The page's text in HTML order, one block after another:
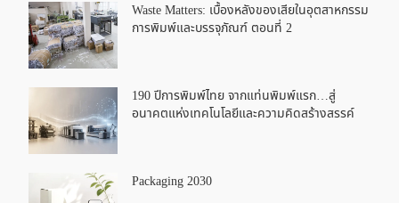
Waste Matters: เบื้องหลังของเสียในอุตสาหกรรม
การพิมพ์และบรรจุภัณฑ์ ตอนที่ 2
190 ปีการพิมพ์ไทย จากแท่นพิมพ์แรก…สู่
อนาคตแห่งเทคโนโลยีและความคิดสร้างสรรค์
Packaging 2030